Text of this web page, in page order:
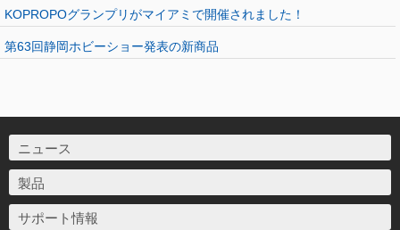
KOPROPOグランプリがマイアミで開催されました！
第63回静岡ホビーショー発表の新商品
ニュース
製品
サポート情報